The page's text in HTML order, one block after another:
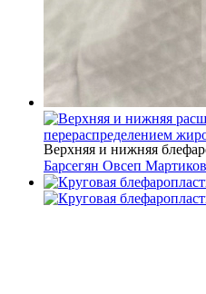
Верхняя и нижняя
Барсегян Овсеп